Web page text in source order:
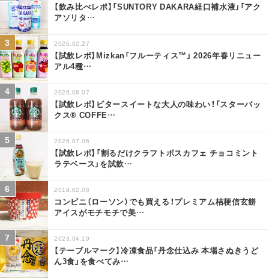
【飲み比べレポ】「SUNTORY DAKARA経口補水液」「アク
アソリタ…
2026.02.27
【試飲レポ】Mizkan「フルーティス™」 2026年春リニュー
アル4種…
2026.08.07
【試飲レポ】ビタースイートな大人の味わい！「スターバッ
クス® COFFE…
2026.07.06
【試飲レポ】「割るだけクラフトボスカフェ チョコミント
ラテベース」を試飲…
2019.02.06
コンビニ（ローソン）でも買える！プレミアム桔梗信玄餅
アイスがモチモチで美…
2023.04.19
【テーブルマーク】冷凍食品「丹念仕込み 本場さぬきうど
ん3食」を食べてみ…